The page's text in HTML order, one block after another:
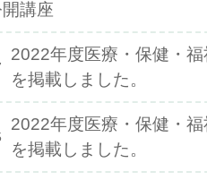
講座
2022年度医療・保健・福
を掲載しました。
2022年度医療・保健・福
を掲載しました。